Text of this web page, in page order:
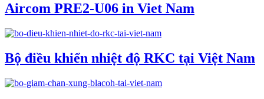
Aircom PRE2-U06 in Viet Nam
Bộ điều khiển nhiệt độ RKC tại Việt Nam